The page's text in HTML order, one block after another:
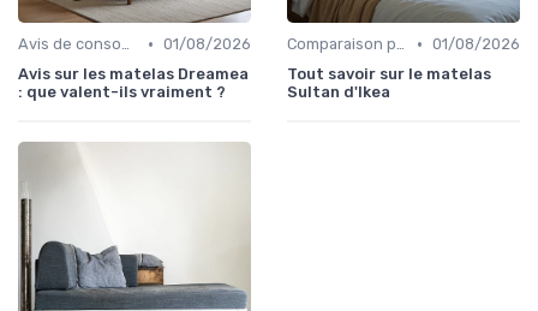
Avis de consommateurs • 01/08/2026
Avis sur les matelas Dreamea
: que valent-ils vraiment ?
Comparaison par marque • 01/08/2026
Tout savoir sur le matelas
Sultan d'Ikea